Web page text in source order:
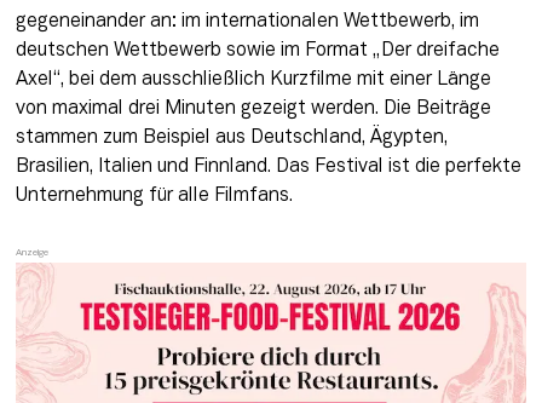
gegeneinander an: im internationalen Wettbewerb, im
deutschen Wettbewerb sowie im Format „Der dreifache
Axel“, bei dem ausschließlich Kurzfilme mit einer Länge
von maximal drei Minuten gezeigt werden. Die Beiträge
stammen zum Beispiel aus Deutschland, Ägypten,
Brasilien, Italien und Finnland. Das Festival ist die perfekte
Unternehmung für alle Filmfans.